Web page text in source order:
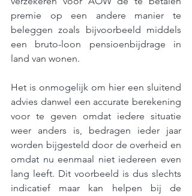
premie op een andere manier te
beleggen zoals bijvoorbeeld middels
een bruto-loon pensioenbijdrage in
land van wonen.
Het is onmogelijk om hier een sluitend
advies danwel een accurate berekening
voor te geven omdat iedere situatie
weer anders is, bedragen ieder jaar
worden bijgesteld door de overheid en
omdat nu eenmaal niet iedereen even
lang leeft. Dit voorbeeld is dus slechts
indicatief maar kan helpen bij de